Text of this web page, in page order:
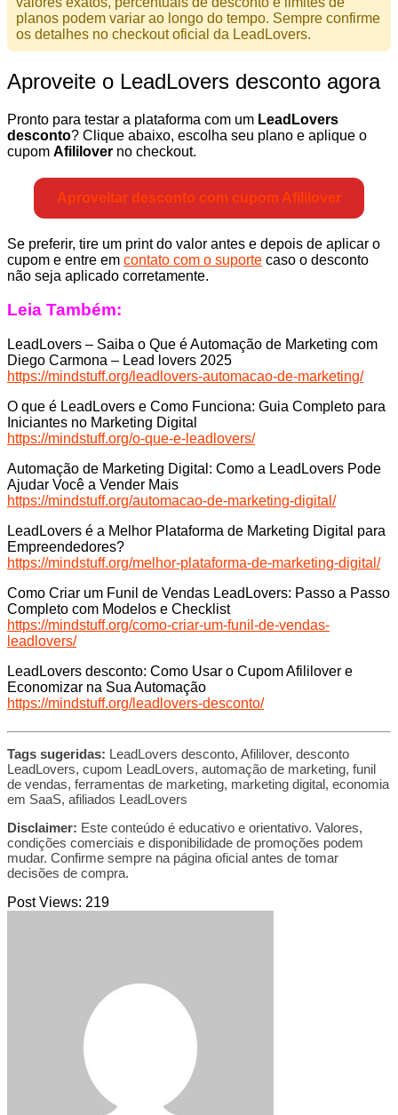
planos podem variar ao longo do tempo. Sempre confirme
os detalhes no checkout oficial da LeadLovers.
Aproveite o LeadLovers desconto agora
Pronto para testar a plataforma com um LeadLovers
desconto? Clique abaixo, escolha seu plano e aplique o
cupom Afililover no checkout.
Aproveitar desconto com cupom Afililover
Se preferir, tire um print do valor antes e depois de aplicar o
cupom e entre em contato com o suporte caso o desconto
não seja aplicado corretamente.
Leia Também:
LeadLovers – Saiba o Que é Automação de Marketing com
Diego Carmona – Lead lovers 2025
https://mindstuff.org/leadlovers-automacao-de-marketing/
O que é LeadLovers e Como Funciona: Guia Completo para
Iniciantes no Marketing Digital
https://mindstuff.org/o-que-e-leadlovers/
Automação de Marketing Digital: Como a LeadLovers Pode
Ajudar Você a Vender Mais
https://mindstuff.org/automacao-de-marketing-digital/
LeadLovers é a Melhor Plataforma de Marketing Digital para
Empreendedores?
https://mindstuff.org/melhor-plataforma-de-marketing-digital/
Como Criar um Funil de Vendas LeadLovers: Passo a Passo
Completo com Modelos e Checklist
https://mindstuff.org/como-criar-um-funil-de-vendas-
leadlovers/
LeadLovers desconto: Como Usar o Cupom Afililover e
Economizar na Sua Automação
https://mindstuff.org/leadlovers-desconto/
Tags sugeridas: LeadLovers desconto, Afililover, desconto
LeadLovers, cupom LeadLovers, automação de marketing, funil
de vendas, ferramentas de marketing, marketing digital, economia
em SaaS, afiliados LeadLovers
Disclaimer: Este conteúdo é educativo e orientativo. Valores,
condições comerciais e disponibilidade de promoções podem
mudar. Confirme sempre na página oficial antes de tomar
decisões de compra.
Post Views: 219